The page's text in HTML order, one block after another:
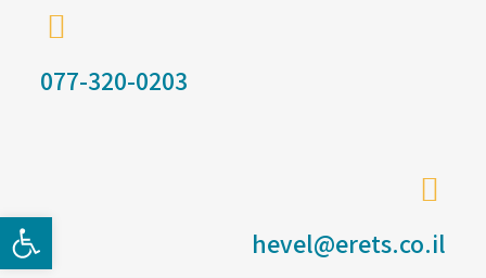
077-320-0203
hevel@erets.co.il פתח